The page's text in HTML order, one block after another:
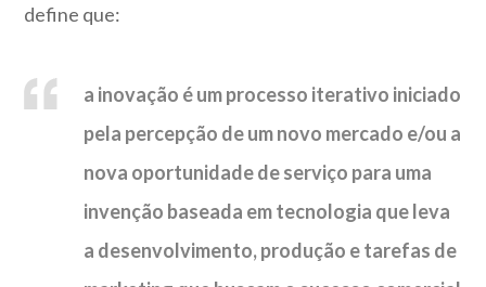
define que:
a inovação é um processo iterativo iniciado
pela percepção de um novo mercado e/ou a
nova oportunidade de serviço para uma
invenção baseada em tecnologia que leva
a desenvolvimento, produção e tarefas de